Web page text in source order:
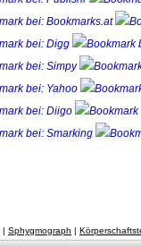
| Sphygmograph |